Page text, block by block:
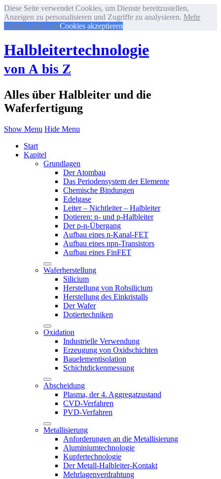
Diese Seite verwendet Cookies, um Dienste bereitzustellen,
Anzeigen zu personalisieren und Zugriffe zu analysieren. Mehr
Cookies ablehnenCookies akzeptieren
Halbleitertechnologie
von A bis Z
Alles über Halbleiter und die
Waferfertigung
Show Menu Hide Menu
Start
Kapitel
Grundlagen
Der Atombau
Das Periodensystem der Elemente
Chemische Bindungen
Edelgase
Leiter – Nichtleiter – Halbleiter
Dotieren: n- und p-Halbleiter
Der p-n-Übergang
Aufbau eines n-Kanal-FET
Aufbau eines npn-Transistors
Aufbau eines FinFET
Waferherstellung
Silicium
Herstellung von Rohsilicium
Herstellung des Einkristalls
Der Wafer
Dotiertechniken
Oxidation
Industrielle Verwendung
Erzeugung von Oxidschichten
Bauelementisolation
Schichtdickenmessung
Abscheidung
Plasma, der 4. Aggregatzustand
CVD-Verfahren
PVD-Verfahren
Metallisierung
Anforderungen an die Metallisierung
Aluminiumtechnologie
Kupfertechnologie
Der Metall-Halbleiter-Kontakt
Mehrlagenverdrahtung